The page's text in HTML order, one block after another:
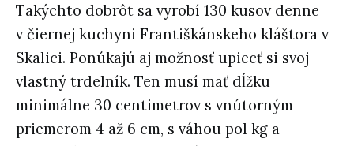
Takýchto dobrôt sa vyrobí 130 kusov denne
v čiernej kuchyni Františkánskeho kláštora v
Skalici. Ponúkajú aj možnosť upiecť si svoj
vlastný trdelník. Ten musí mať dĺžku
minimálne 30 centimetrov s vnútorným
priemerom 4 až 6 cm, s váhou pol kg a